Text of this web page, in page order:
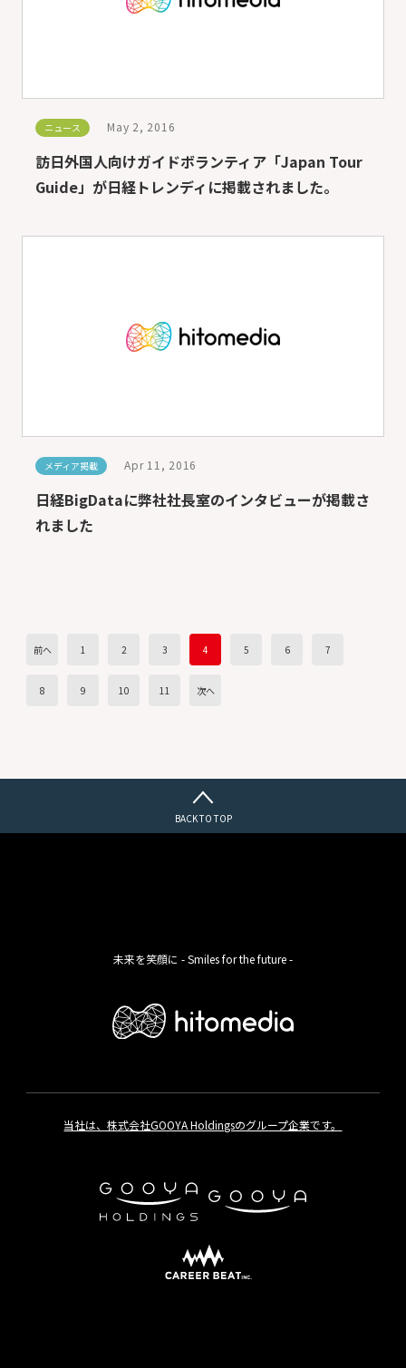
ニュース May 2, 2016
訪日外国人向けガイドボランティア「Japan Tour
Guide」が日経トレンディに掲載されました。
メディア掲載 Apr 11, 2016
日経BigDataに弊社社長室のインタビューが掲載さ
れました
前へ 1 2 3 4 5 6 7
8 9 10 11 次へ
BACK TO TOP
未来を笑顔に - Smiles for the future -
当社は、株式会社GOOYA Holdingsのグループ企業です。